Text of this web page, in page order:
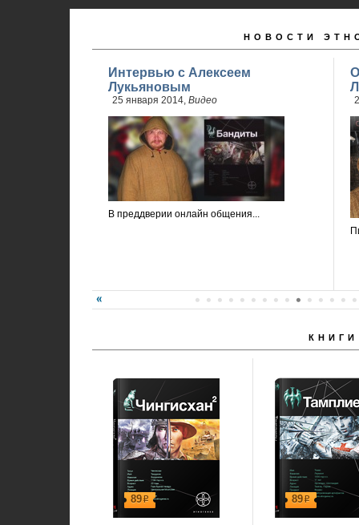
НОВОСТИ
Интервью с Алексеем
Лукьяновым
25 января 2014, Видео
В преддверии онлайн общения...
КНИГИ
89р 89р